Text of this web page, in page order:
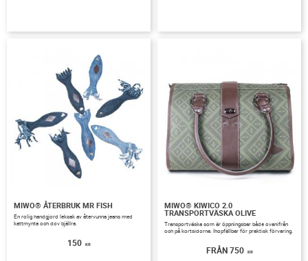
MIWO® ÅTERBRUK MR FISH
​En rolig handgjord leksak av återvunna jeans med
kattmynta och dov bjällra.
150 KR
MIWO® KIWICO 2.0
TRANSPORTVÄSKA OLIVE
Transportväska som är öppningsbar både ovanifrån
och på kortsidorna. Ihopfällbar för praktisk förvaring.
750 KR